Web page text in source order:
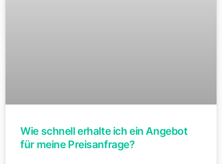
Wie schnell erhalte ich ein Angebot
für meine Preisanfrage?